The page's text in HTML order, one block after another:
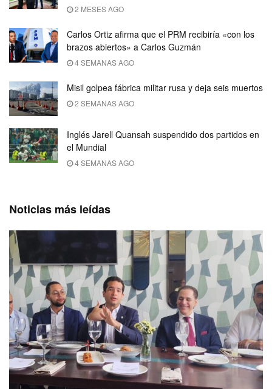
2 MESES AGO
Carlos Ortiz afirma que el PRM recibiría «con los
brazos abiertos» a Carlos Guzmán
4 SEMANAS AGO
Misil golpea fábrica militar rusa y deja seis muertos
2 SEMANAS AGO
Inglés Jarell Quansah suspendido dos partidos en
el Mundial
4 SEMANAS AGO
Noticias más leídas